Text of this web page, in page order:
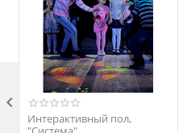
Интерактивный пол,
